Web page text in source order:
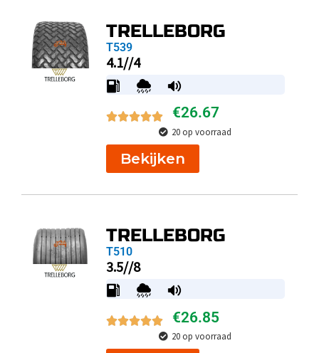
TRELLEBORG
T539
4.1//4
€26.67
20 op voorraad
Bekijken
TRELLEBORG
T510
3.5//8
€26.85
20 op voorraad